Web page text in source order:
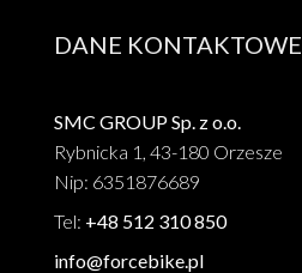
DANE KONTAKTOWE
SMC GROUP Sp. z o.o.
Rybnicka 1, 43-180 Orzesze
Nip: 6351876689
Tel: +48 512 310 850
info@forcebike.pl